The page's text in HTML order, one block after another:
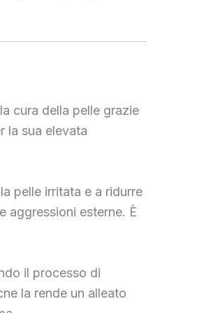
cura della pelle grazie
la sua elevata
pelle irritata e a ridurre
aggressioni esterne. È
il processo di
la rende un alleato